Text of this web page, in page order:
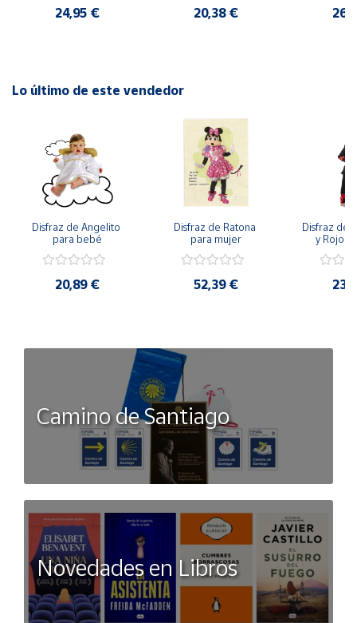
24,95 € 20,38 €
Lo último de este vendedor
Disfraz de Angelito
para bebé
20,89 €
Disfraz de Ratona
para mujer
52,39 €
Disfraz de
y Rojo
Camino de Santiago
Novedades en Libros